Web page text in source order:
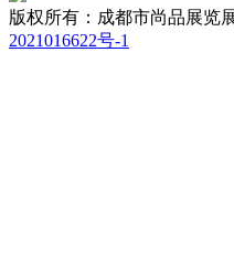
版权所有：成都市尚品展
2021016622号-1